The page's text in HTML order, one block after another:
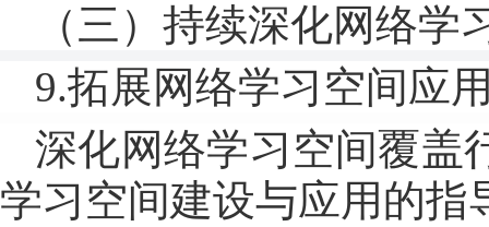
（三）持续深化网络学
9.拓展网络学习空间应
深化网络学习空间覆盖
学习空间建设与应用的